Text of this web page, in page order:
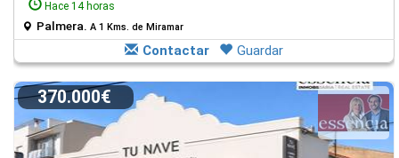
Hace 14 horas
Palmera. A 1 Kms. de Miramar
Contactar Guardar
370.000€